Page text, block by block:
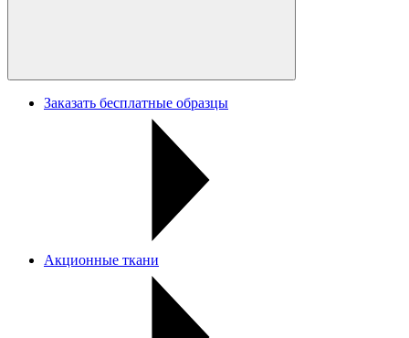
Заказать бесплатные образцы
Акционные ткани